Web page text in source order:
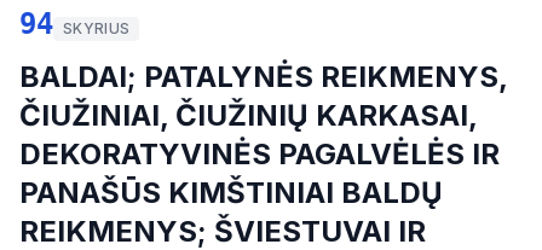
94 SKYRIUS
BALDAI; PATALYNĖS REIKMENYS,
ČIUŽINIAI, ČIUŽINIŲ KARKASAI,
DEKORATYVINĖS PAGALVĖLĖS IR
PANAŠŪS KIMŠTINIAI BALDŲ
REIKMENYS; ŠVIESTUVAI IR